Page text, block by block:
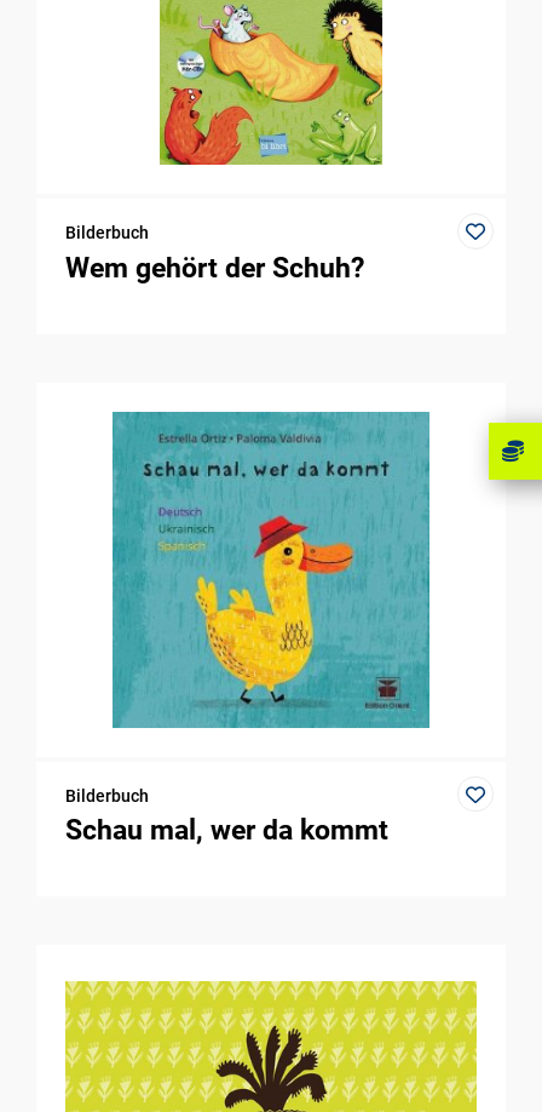
Bilderbuch
Wem gehört der Schuh?
Bilderbuch
Schau mal, wer da kommt